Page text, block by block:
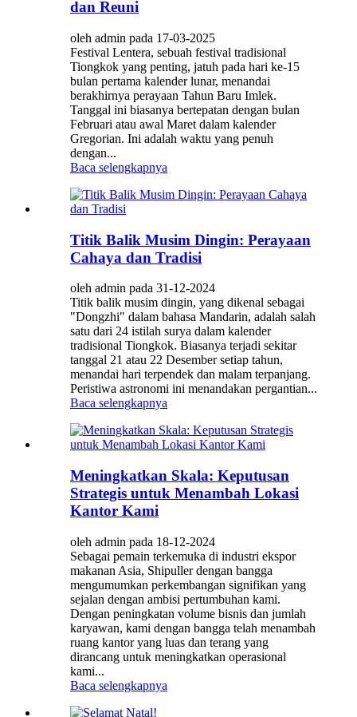
dan Reuni
oleh admin pada 17-03-2025
Festival Lentera, sebuah festival tradisional
Tiongkok yang penting, jatuh pada hari ke-15
bulan pertama kalender lunar, menandai
berakhirnya perayaan Tahun Baru Imlek.
Tanggal ini biasanya bertepatan dengan bulan
Februari atau awal Maret dalam kalender
Gregorian. Ini adalah waktu yang penuh
dengan...
Baca selengkapnya
Titik Balik Musim Dingin: Perayaan
Cahaya dan Tradisi
oleh admin pada 31-12-2024
Titik balik musim dingin, yang dikenal sebagai
"Dongzhi" dalam bahasa Mandarin, adalah salah
satu dari 24 istilah surya dalam kalender
tradisional Tiongkok. Biasanya terjadi sekitar
tanggal 21 atau 22 Desember setiap tahun,
menandai hari terpendek dan malam terpanjang.
Peristiwa astronomi ini menandakan pergantian...
Baca selengkapnya
Meningkatkan Skala: Keputusan
Strategis untuk Menambah Lokasi
Kantor Kami
oleh admin pada 18-12-2024
Sebagai pemain terkemuka di industri ekspor
makanan Asia, Shipuller dengan bangga
mengumumkan perkembangan signifikan yang
sejalan dengan ambisi pertumbuhan kami.
Dengan peningkatan volume bisnis dan jumlah
karyawan, kami dengan bangga telah menambah
ruang kantor yang luas dan terang yang
dirancang untuk meningkatkan operasional
kami...
Baca selengkapnya